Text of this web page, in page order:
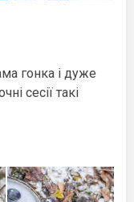
гонка і дуже
сесії такі